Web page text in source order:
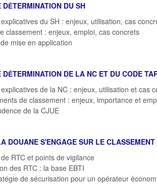
DÉTERMINATION DU SH
du SH : enjeux, utilisation, cas
classement : enjeux, emploi, cas concrets
mise en application
DÉTERMINATION DE LA NC ET DU CODE
de la NC : enjeux, utilisation et cas
de classement : enjeux, importance et
de la CJUE
DOUANE S'ENGAGE SUR LE
RTC et points de vigilance
des RTC : la base EBTI
de sécurisation pour un opérateur